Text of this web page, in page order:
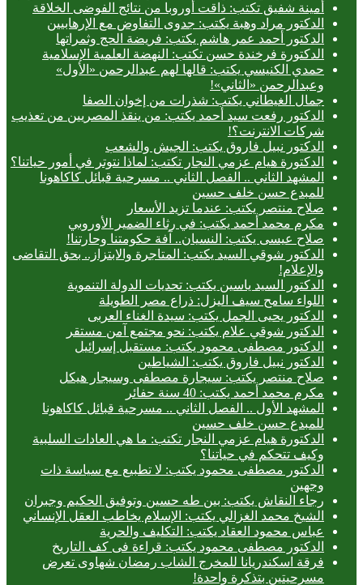
أمينة شفيق تكتب: ذاقت أوروبا من نتائج الفوضى الخلاقة
الدكتور مراد وهبة يكتب: جدوى التفاوض مع الإرهابيين
الدكتور أحمد عمر هاشم يكتب: فريضة الحج وثمراتها
الدكتورة فرخندة حسن تكتب: النهضة العلمية الإسلامية
حمدي الكنيسي يكتب: قالها لهم عبدالرحمن «الأول»
وعبدالرحمن «الثاني»!
جمال الغيطاني يكتب: شذرات من إخوان الصفا
الدكتور رفعت سيد أحمد يكتب: من ينقذ المصريين من تعذيب
شركات الانترنت؟!
الدكتور نبيل فاروق يكتب: الجيش والشعب
الدكتورة هيام عزمي النجار تكتب: لماذا نتوتر في أمور حياتنا؟
المشهد الثاني .. الفصل الثاني .. مسرحية قبائل كاكاهونا
للمبدع حسن خلف حسين
صلاح منتصر يكتب: عندما تزيد الأسعار
مكرم محمد أحمد يكتب: في رثاء الضمير الأوروبي
صلاح عيسى يكتب: النسيان.. آفة حكومتنا وحارتنا!
الدكتور شوقي السيد يكتب: المتاجرة والابتزاز.. بحق التقاضى
والإعلام!
الدكتور السيد ياسين يكتب: تحديات الدولة التنموية
اللواء سامح سيف اليزل: ذراع مصر الطويلة
الدكتور يحيى الجمل يكتب: سيدة الغناء العربى
الدكتور شوقي علام يكتب: نحو مجتمع آمن مستقر
الدكتور مصطفى محمود يكتب: مستقبل إسرائيل
الدكتور نبيل فاروق يكتب: الشياطين
صلاح منتصر يكتب: سيجارة مصطفى وسيجار هيكل
مكرم محمد أحمد يكتب: 40 سنة حفائر
المشهد الأول .. الفصل الثاني .. مسرحية قبائل كاكاهونا
للمبدع حسن خلف حسين
الدكتورة هيام عزمي النجار تكتب: ما هي العادات السلبية
وكيف تتحكم في حياتنا؟
الدكتور مصطفى محمود يكتب: لا تطبيع مع سياسة ذات
وجهين
رجاء النقاش يكتب: بين طه حسين وتوفيق الحكيم وجبران
الشيخ محمد الغزالي يكتب: الإسلام يخاطب العقل الإنساني
عباس محمود العقاد يكتب: التكليف والحرية
الدكتور مصطفى محمود يكتب: قراءة فى كف التاريخ
فرقة اسكندريانا للمخرج الشاب رمضان شهاوى تعرض
مسرحيتين بتذكرة واحدة!